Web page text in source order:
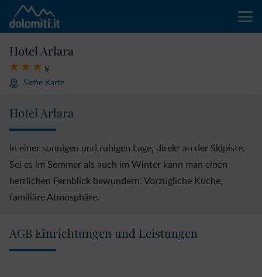
Hotel Arlara
s
Siehe Karte
Hotel Arlara
In einer sonnigen und ruhigen Lage, direkt an der Skipiste.
Sei es im Sommer als auch im Winter kann man einen
herrlichen Fernblick bewundern. Vorzügliche Küche,
familiäre Atmosphäre.
AGB Einrichtungen und Leistungen